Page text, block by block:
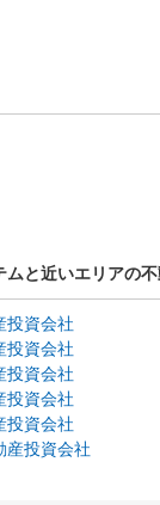
ムと近いエリアの
投資会社
投資会社
投資会社
投資会社
投資会社
産投資会社